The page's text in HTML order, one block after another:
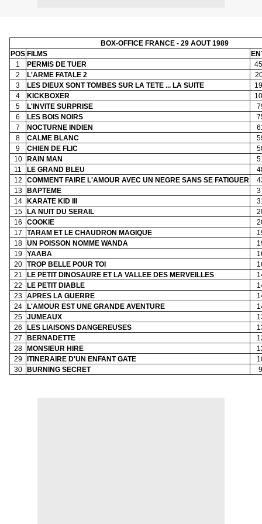
BOX-OFFICE FRANCE - 29 AOUT 1989
POS FILMS
1
PERMIS DE TUER
2
L'ARME FATALE 2
3
LES DIEUX SONT TOMBES SUR LA TETE ... LA SUITE
4
KICKBOXER
5
L'INVITE SURPRISE
6
LES BOIS NOIRS
7
NOCTURNE INDIEN
8
CALME BLANC
9
CHIEN DE FLIC
10
RAIN MAN
11
LE GRAND BLEU
12
COMMENT FAIRE L'AMOUR AVEC UN NEGRE SANS SE FATIGUER
13
BAPTEME
14
KARATE KID III
15
LA NUIT DU SERAIL
16
COOKIE
17
TARAM ET LE CHAUDRON MAGIQUE
18
UN POISSON NOMME WANDA
19
YAABA
20
TROP BELLE POUR TOI
21
LE PETIT DINOSAURE ET LA VALLEE DES MERVEILLES
22
LE PETIT DIABLE
23
APRES LA GUERRE
24
L'AMOUR EST UNE GRANDE AVENTURE
25
JUMEAUX
26
LES LIAISONS DANGEREUSES
27
BERNADETTE
28
MONSIEUR HIRE
29
ITINERAIRE D'UN ENFANT GATE
30
BURNING SECRET